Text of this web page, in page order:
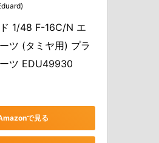
1/48 F-16C/N エ
ツ (タミヤ用) プラ
ツ EDU49930
で見る